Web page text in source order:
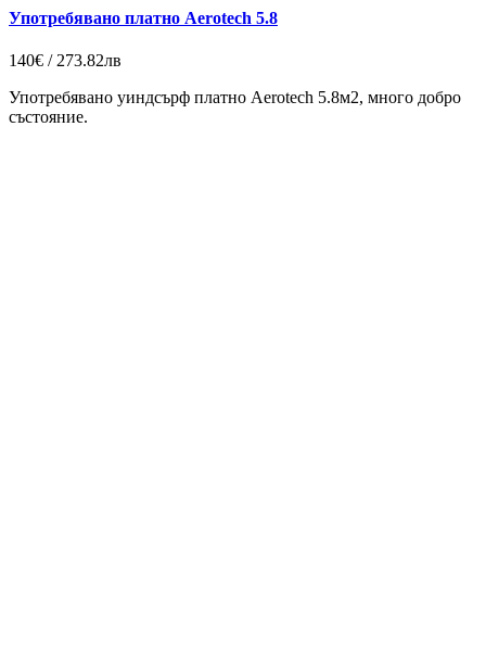
Употребявано платно Aerotech 5.8
140€ / 273.82лв
Употребявано уиндсърф платно Aerotech 5.8м2, много добро
състояние.